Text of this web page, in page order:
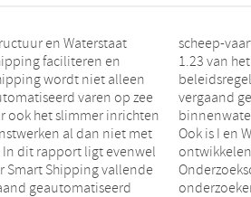
en Waterstaat
faciliteren en
wordt niet alleen
varen op zee
ook het slimmer inrichten
al dan niet met
Smart Shipping vallende
geautomatiseerd
op grond van artikel
(BPR) een
experimenten met
varen op de
mogelijk te maken.
beleidsregel aan het
I en W wenst te laten
als binnenvaart